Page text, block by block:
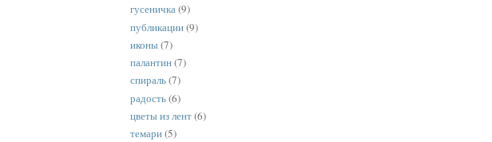
гусеничка(9)
публикации(9)
иконы(7)
палантин(7)
спираль(7)
радость(6)
цветы из лент(6)
темари(5)